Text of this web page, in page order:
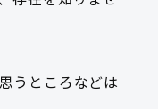
うところなどは